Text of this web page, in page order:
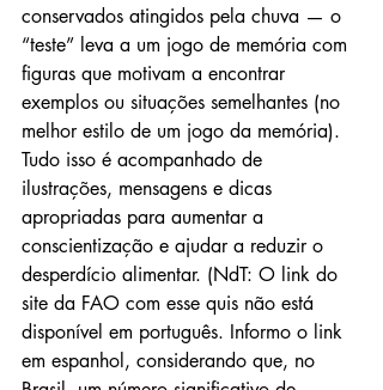
conservados atingidos pela chuva — o
“teste” leva a um jogo de memória com
figuras que motivam a encontrar
exemplos ou situações semelhantes (no
melhor estilo de um jogo da memória).
Tudo isso é acompanhado de
ilustrações, mensagens e dicas
apropriadas para aumentar a
conscientização e ajudar a reduzir o
desperdício alimentar. (NdT: O link do
site da FAO com esse quis não está
disponível em português. Informo o link
em espanhol, considerando que, no